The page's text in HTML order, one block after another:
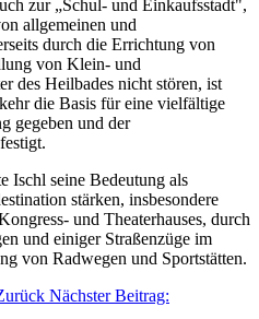
zur „Schul- und Einkaufsstadt",
allgemeinen und
durch die Errichtung von
von Klein- und
des Heilbades nicht stören, ist
die Basis für eine vielfältige
gegeben und der
Ischl seine Bedeutung als
stärken, insbesondere
und Theaterhauses, durch
und einiger Straßenzüge im
von Radwegen und Sportstätten.
Nächster Beitrag: